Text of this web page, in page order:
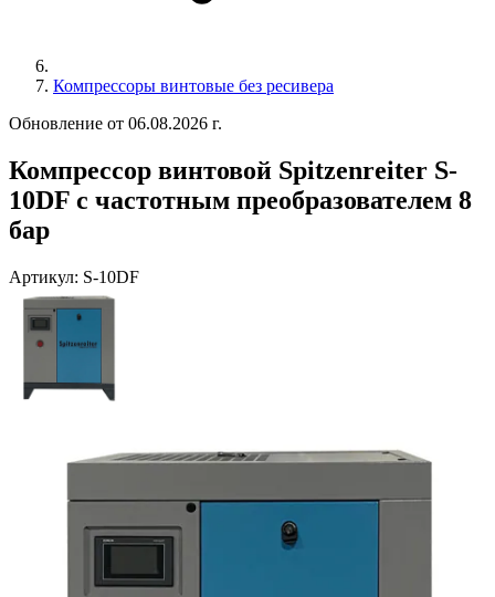
Компрессоры винтовые без ресивера
Обновление от 06.08.2026 г.
Компрессор винтовой Spitzenreiter S-
10DF с частотным преобразователем 8
бар
Артикул: S-10DF